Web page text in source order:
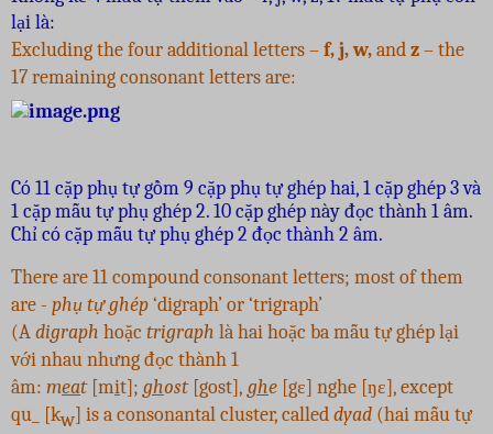
lại là:
Excluding the four additional letters –f, j, w,andz–the
17 remaining consonant letters are:
Có 11 cặp phụ tự gồm 9 cặp phụ tự ghép hai, 1 cặp ghép 3 và
1 cặp mẫu tự phụ ghép 2. 10 cặp ghép này đọc thành 1 âm.
Chỉ có cặp mẫu tự phụ ghép 2 đọc thành 2 âm.
There are 11 compound consonant letters; most of them
are - phụ tự ghép‘digraph’ or ‘trigraph’
(Adigraph hoặc trigraph là hai hoặc ba mẫu tự ghép lại
với nhau nhưng đọc thành 1
âm: meat [mit]; ghost [gost], ghe [gε] nghe [ŋε], except
qu_ [kw] is a consonantal cluster, calleddyad (hai mẫu tự